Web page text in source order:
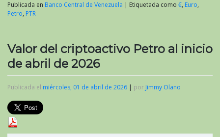
Publicada en Banco Central de Venezuela | Etiquetada como €, Euro,
Petro, PTR
Valor del criptoactivo Petro al inicio
de abril de 2026
Publicada el miércoles, 01 de abril de 2026 | por Jimmy Olano